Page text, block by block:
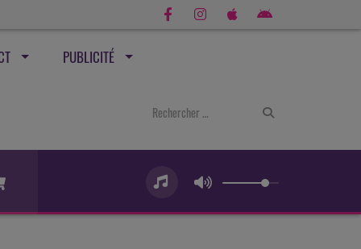
PUBLICITÉ